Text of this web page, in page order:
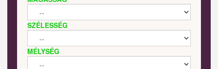
SZÉLESSÉG
MÉLYSÉG